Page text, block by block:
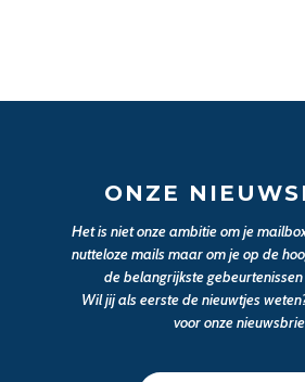
ONZE
Het is niet onze ambitie om je
nutteloze mails maar om je op de
de belangrijkste gebeurtenissen
Wil jij als eerste de nieuwtjes
voor onze